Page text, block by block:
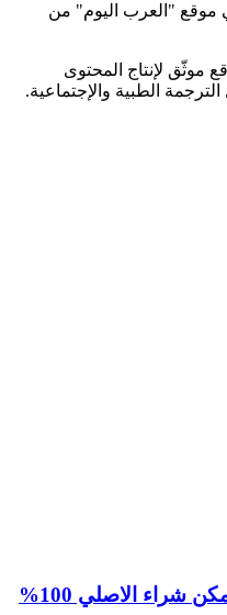
"العرب اليوم" من
موثّق لإنتاج المحتوى
الطبية والإجتماعية.